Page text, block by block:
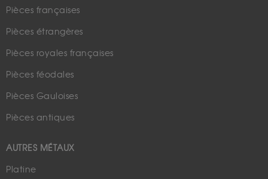
Pièces françaises
Pièces étrangères
Pièces royales françaises
Pièces féodales
Pièces Gauloises
Pièces antiques
AUTRES MÉTAUX
Platine